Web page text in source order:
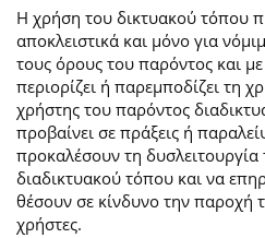
Η χρήση του δικτυακού τόπου
αποκλειστικά και μόνο για
τους όρους του παρόντος και
περιορίζει ή παρεμποδίζει τη
χρήστης του παρόντος
προβαίνει σε πράξεις ή
προκαλέσουν τη
διαδικτυακού τόπου και να
θέσουν σε κίνδυνο την παροχή
χρήστες.